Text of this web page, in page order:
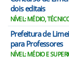
dois editais
NÍVEL: MÉDIO,
Prefeitura de
para Professores
NÍVEL: MÉDIO E